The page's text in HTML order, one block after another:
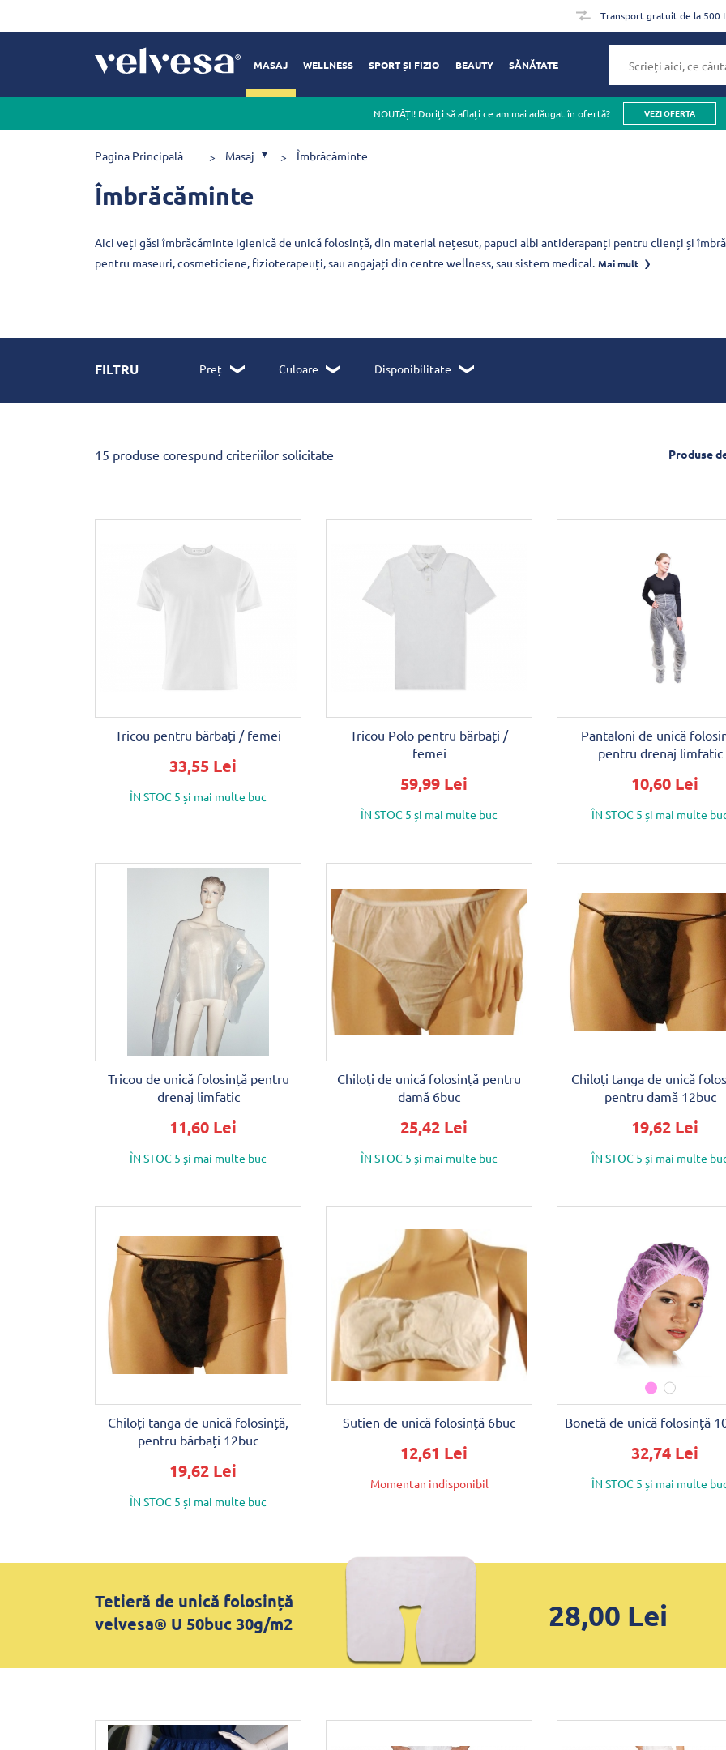
Transport gratuit de la 500
MASAJ WELLNESS SPORT ȘI FIZIO BEAUTY SĂNĂTATE
NOUTĂȚI! Doriți să aflați ce am mai adăugat în ofertă? VEZI OFERTA
Pagina Principală Masaj Îmbrăcăminte
Îmbrăcăminte
Aici veți găsi îmbrăcăminte igienică de unică folosință, din material nețesut, papuci albi antiderapanți pentru clienți și
pentru maseuri, cosmeticiene, fizioterapeuți, sau angajați din centre wellness, sau sistem medical. Mai mult
FILTRU Preț Culoare Disponibilitate
15 produse corespund criteriilor solicitate Produse
Tricou pentru bărbați / femei
33,55 Lei
ÎN STOC 5 și mai multe buc
Tricou Polo pentru bărbați /
femei
59,99 Lei
ÎN STOC 5 și mai multe buc
Pantaloni de unică
pentru drenaj limfatic
10,60 Lei
ÎN STOC 5 și mai multe
Tricou de unică folosință pentru
drenaj limfatic
11,60 Lei
ÎN STOC 5 și mai multe buc
Chiloți de unică folosință pentru
damă 6buc
25,42 Lei
ÎN STOC 5 și mai multe buc
Chiloți tanga de unică
pentru damă 12buc
19,62 Lei
ÎN STOC 5 și mai multe
Chiloți tanga de unică folosință,
pentru bărbați 12buc
19,62 Lei
ÎN STOC 5 și mai multe buc
Sutien de unică folosință 6buc
12,61 Lei
Momentan indisponibil
Bonetă de unică folosință
32,74 Lei
ÎN STOC 5 și mai multe
Tetieră de unică folosință
velvesa® U 50buc 30g/m2
28,00 Lei